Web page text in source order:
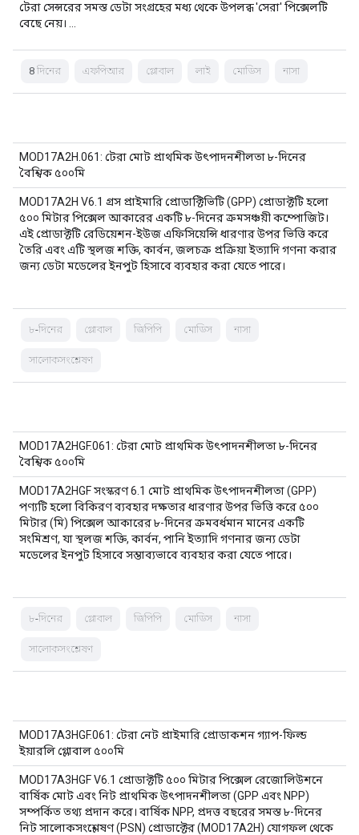
টেরা সেন্সরের সমস্ত ডেটা সংগ্রহের মধ্য থেকে উপলব্ধ 'সেরা' পিক্সেলটি
বেছে নেয়। …
8 দিনের এফপিআর গ্লোবাল লাই মোডিস নাসা
MOD17A2H.061: টেরা মোট প্রাথমিক উৎপাদনশীলতা ৮-দিনের
বৈশ্বিক ৫০০মি
MOD17A2H V6.1 গ্রস প্রাইমারি প্রোডাক্টিভিটি (GPP) প্রোডাক্টটি হলো
৫০০ মিটার পিক্সেল আকারের একটি ৮-দিনের ক্রমসঞ্চয়ী কম্পোজিট।
এই প্রোডাক্টটি রেডিয়েশন-ইউজ এফিসিয়েন্সি ধারণার উপর ভিত্তি করে
তৈরি এবং এটি স্থলজ শক্তি, কার্বন, জলচক্র প্রক্রিয়া ইত্যাদি গণনা করার
জন্য ডেটা মডেলের ইনপুট হিসাবে ব্যবহার করা যেতে পারে।
৮-দিনের গ্লোবাল জিপিপি মোডিস নাসা
সালোকসংশ্লেষণ
MOD17A2HGF.061: টেরা মোট প্রাথমিক উৎপাদনশীলতা ৮-দিনের
বৈশ্বিক ৫০০মি
MOD17A2HGF সংস্করণ 6.1 মোট প্রাথমিক উৎপাদনশীলতা (GPP)
পণ্যটি হলো বিকিরণ ব্যবহার দক্ষতার ধারণার উপর ভিত্তি করে ৫০০
মিটার (মি) পিক্সেল আকারের ৮-দিনের ক্রমবর্ধমান মানের একটি
সংমিশ্রণ, যা স্থলজ শক্তি, কার্বন, পানি ইত্যাদি গণনার জন্য ডেটা
মডেলের ইনপুট হিসাবে সম্ভাব্যভাবে ব্যবহার করা যেতে পারে।
৮-দিনের গ্লোবাল জিপিপি মোডিস নাসা
সালোকসংশ্লেষণ
MOD17A3HGF.061: টেরা নেট প্রাইমারি প্রোডাকশন গ্যাপ-ফিল্ড
ইয়ারলি গ্লোবাল ৫০০মি
MOD17A3HGF V6.1 প্রোডাক্টটি ৫০০ মিটার পিক্সেল রেজোলিউশনে
বার্ষিক মোট এবং নিট প্রাথমিক উৎপাদনশীলতা (GPP এবং NPP)
সম্পর্কিত তথ্য প্রদান করে। বার্ষিক NPP, প্রদত্ত বছরের সমস্ত ৮-দিনের
নিট সালোকসংশ্লেষণ (PSN) প্রোডাক্টের (MOD17A2H) যোগফল থেকে